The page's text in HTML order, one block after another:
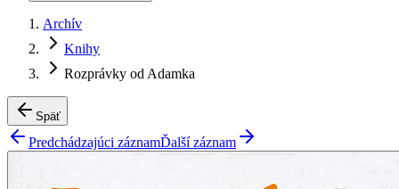
Archív
Knihy
Rozprávky od Adamka
Späť
Predchádzajúci záznamĎalší záznam